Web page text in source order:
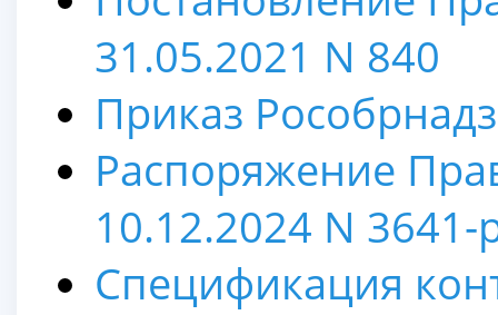
31.05.2021 N 840
Приказ
Распоряжение
10.12.2024 N 3641-
Спецификация